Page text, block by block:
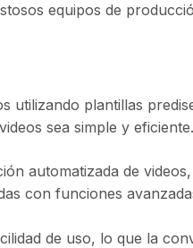
equipos de
utilizando plantillas
sea simple y eficiente.
automatizada de
con funciones
de uso, lo que la